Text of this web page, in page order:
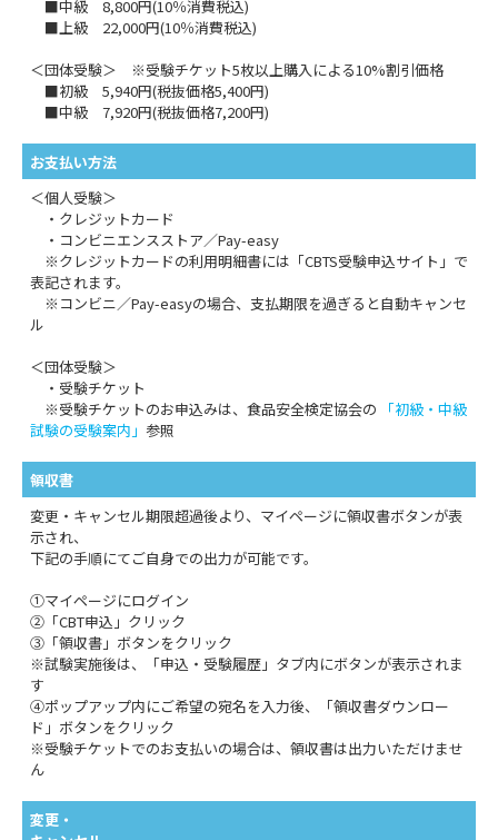
■中級 8,800円(10％消費税込)
■上級 22,000円(10％消費税込)
＜団体受験＞ ※受験チケット5枚以上購入による10%割引価格
■初級 5,940円(税抜価格5,400円)
■中級 7,920円(税抜価格7,200円)
お支払い方法
＜個人受験＞
・クレジットカード
・コンビニエンスストア／Pay-easy
※クレジットカードの利用明細書には「CBTS受験申込サイト」で
表記されます。
※コンビニ／Pay-easyの場合、支払期限を過ぎると自動キャンセ
ル
＜団体受験＞
・受験チケット
※受験チケットのお申込みは、食品安全検定協会の 「初級・中級
試験の受験案内」 参照
領収書
変更・キャンセル期限超過後より、マイページに領収書ボタンが表
示され、
下記の手順にてご自身での出力が可能です。
①マイページにログイン
②「CBT申込」クリック
③「領収書」ボタンをクリック
※試験実施後は、「申込・受験履歴」タブ内にボタンが表示されま
す
④ポップアップ内にご希望の宛名を入力後、「領収書ダウンロー
ド」ボタンをクリック
※受験チケットでのお支払いの場合は、領収書は出力いただけませ
ん
変更・